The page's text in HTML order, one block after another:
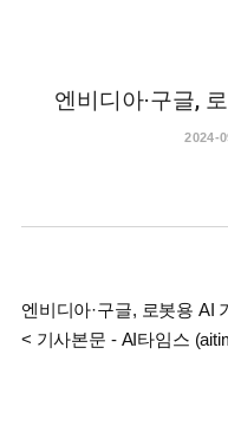
엔비디아·구글,
2024-
엔비디아·구글, 로봇용 AI
< 기사본문 - AI타임스